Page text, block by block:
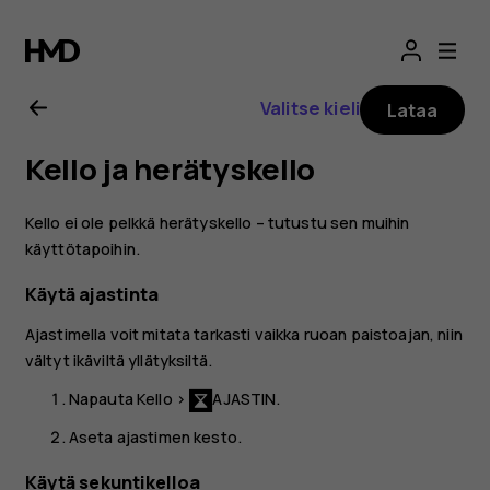
Nokia
2.1
käyttöopas
Valitse kieli Lataa
Kello ja herätyskello
Kello ei ole pelkkä herätyskello – tutustu sen muihin
käyttötapoihin.
Käytä ajastinta
Ajastimella voit mitata tarkasti vaikka ruoan paistoajan, niin
vältyt ikäviltä yllätyksiltä.
NapautaKello > AJASTIN.
Aseta ajastimen kesto.
Käytä sekuntikelloa